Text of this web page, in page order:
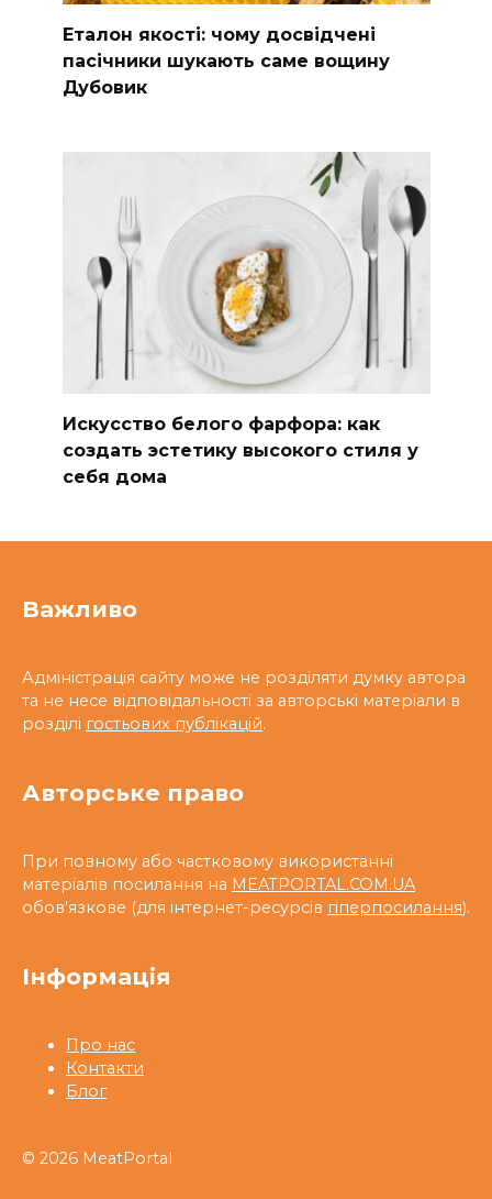
Еталон якості: чому досвідчені
пасічники шукають саме вощину
Дубовик
Искусство белого фарфора: как
создать эстетику высокого стиля у
себя дома
Важливо
Адміністрація сайту може не розділяти думку автора
та не несе відповідальності за авторські матеріали в
розділі гостьових публікацій.
Авторське право
При повному або частковому використанні
матеріалів посилання на MEATPORTAL.COM.UA
обов'язкове (для інтернет-ресурсів гіперпосилання).
Інформація
Про нас
Контакти
Блог
© 2026 MeatPortal